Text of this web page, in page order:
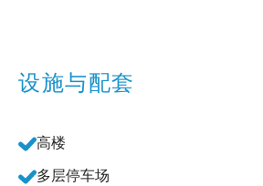
设施与配套
高楼
多层停车场